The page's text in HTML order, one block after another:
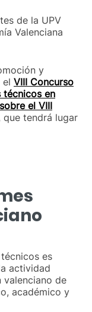
de la UPV
Valenciana
y
el VIII Concurso
técnicos en
el VIII
que tendrá lugar
es
actividad
valenciano de
académico y